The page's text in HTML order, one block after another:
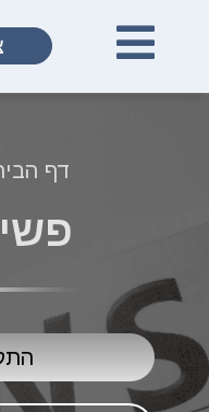
דף